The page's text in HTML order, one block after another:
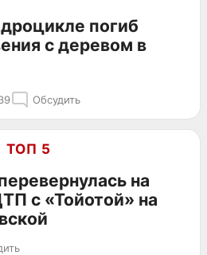
погиб
с деревом в
Обсудить
ТОП 5
на
с «Тойотой» на